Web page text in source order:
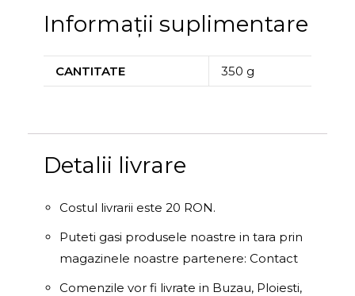
Informații suplimentare
CANTITATE 350 g
Detalii livrare
Costul livrarii este 20 RON.
Puteti gasi produsele noastre in tara prin
magazinele noastre partenere: Contact
Comenzile vor fi livrate in Buzau, Ploiesti,